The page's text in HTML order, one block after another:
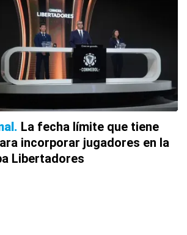
La fecha límite que tiene
incorporar jugadores en la
Libertadores